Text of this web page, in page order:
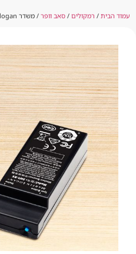
עמוד הבית / רמקולים / סאב וופר / משדר SWTXWKD Martin logan